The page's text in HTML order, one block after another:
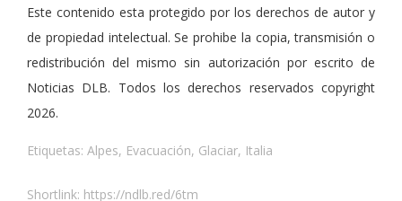
Este contenido esta protegido por los derechos de autor y
de propiedad intelectual. Se prohibe la copia, transmisión o
redistribución del mismo sin autorización por escrito de
Noticias DLB. Todos los derechos reservados copyright
2026.
Etiquetas: Alpes, Evacuación, Glaciar, Italia
Shortlink: https://ndlb.red/6tm